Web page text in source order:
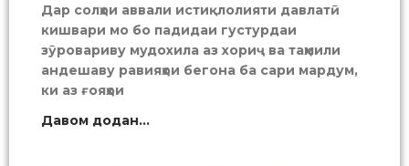
Дар солҳои аввали истиқлолияти давлатӣ
кишвари мо бо падидаи густурдаи
зӯровариву мудохила аз хориҷ ва таҳмили
андешаву равияҳои бегона ба сари мардум,
ки аз ғояҳои
Давом додан...